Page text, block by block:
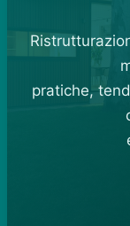
pratiche,